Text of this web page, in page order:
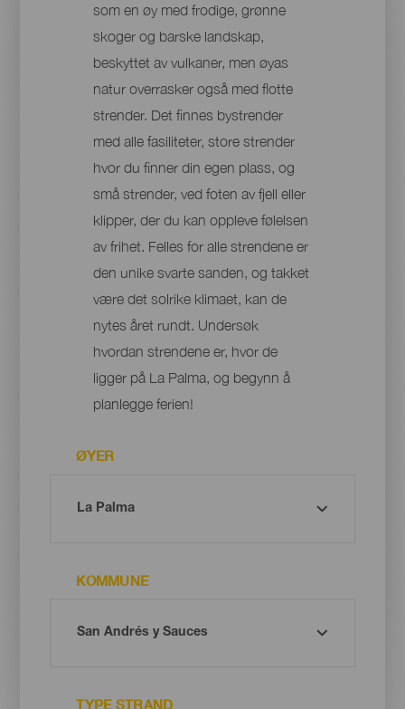
som en øy med frodige, grønne
skoger og barske landskap,
beskyttet av vulkaner, men øyas
natur overrasker også med flotte
strender. Det finnes bystrender
med alle fasiliteter, store strender
hvor du finner din egen plass, og
små strender, ved foten av fjell eller
klipper, der du kan oppleve følelsen
av frihet. Felles for alle strendene er
den unike svarte sanden, og takket
være det solrike klimaet, kan de
nytes året rundt. Undersøk
hvordan strendene er, hvor de
ligger på La Palma, og begynn å
planlegge ferien!
ØYER
KOMMUNE
TYPE STRAND